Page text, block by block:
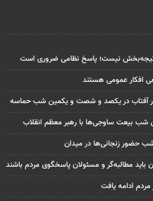
نیست؛ پاسخ نظامی ضروری است
افکار عمومی هستند
آفتاب در یکصد و شصت و یکمین شب حماسه
بیعت ساوجی‌ها با رهبر معظم انقلاب
زنجانی‌ها در میدان
باید مطالبه‌گر و مسئولان پاسخگوی مردم باشند